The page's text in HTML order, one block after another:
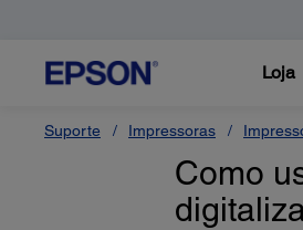
Loja
Suporte Impressoras
Como